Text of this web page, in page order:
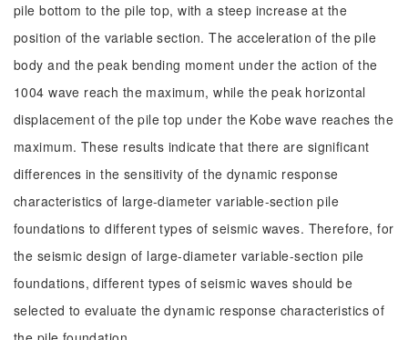
pile bottom to the pile top, with a steep increase at the
position of the variable section. The acceleration of the pile
body and the peak bending moment under the action of the
1004 wave reach the maximum, while the peak horizontal
displacement of the pile top under the Kobe wave reaches the
maximum. These results indicate that there are significant
differences in the sensitivity of the dynamic response
characteristics of large-diameter variable-section pile
foundations to different types of seismic waves. Therefore, for
the seismic design of large-diameter variable-section pile
foundations, different types of seismic waves should be
selected to evaluate the dynamic response characteristics of